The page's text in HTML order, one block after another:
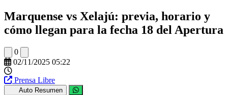
Marquense vs Xelajú: previa, horario y
cómo llegan para la fecha 18 del Apertura
0
02/11/2025 05:22
Prensa Libre
Auto Resumen